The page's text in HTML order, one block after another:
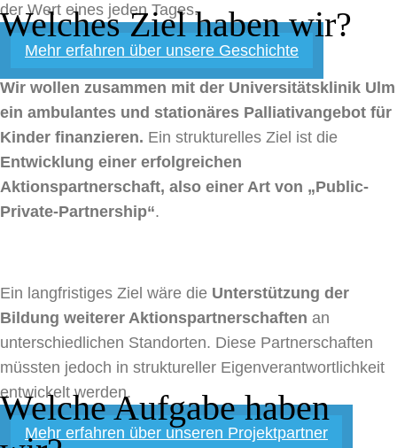
der Wert eines jeden Tages.
Mehr erfahren über unsere Geschichte
Welches Ziel haben wir?
Wir wollen zusammen mit der Universitätsklinik Ulm
ein ambulantes und stationäres Palliativangebot für
Kinder finanzieren. Ein strukturelles Ziel ist die
Entwicklung einer erfolgreichen
Aktionspartnerschaft, also einer Art von „Public-
Private-Partnership“.
Ein langfristiges Ziel wäre die Unterstützung der
Bildung weiterer Aktionspartnerschaften an
unterschiedlichen Standorten. Diese Partnerschaften
müssten jedoch in struktureller Eigenverantwortlichkeit
entwickelt werden.
Mehr erfahren über unseren Projektpartner
Welche Aufgabe haben